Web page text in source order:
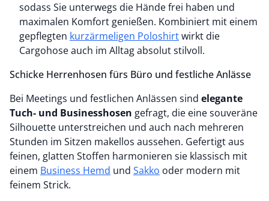
sodass Sie unterwegs die Hände frei haben und
maximalen Komfort genießen. Kombiniert mit einem
gepflegten kurzärmeligen Poloshirt
Cargohose auch im Alltag absolut stilvoll.
Schicke Herrenhosen fürs Büro und festliche Anlässe
Bei Meetings und festlichen Anlässen sind elegante
Tuch- und Businesshosen
Silhouette unterstreichen und auch nach mehreren
Stunden im Sitzen makellos aussehen. Gefertigt aus
feinen, glatten Stoffen harmonieren sie klassisch mit
einem Business Hemd und Sakko
feinem Strick.